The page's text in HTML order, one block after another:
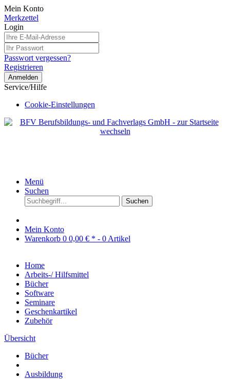
Mein Konto
Merkzettel
Login
Passwort vergessen?
Registrieren
Anmelden
Service/Hilfe
Cookie-Einstellungen
Menü
Suchen
Suchen
Mein Konto
Warenkorb 0 0,00 € * - 0 Artikel
Home
Arbeits-/ Hilfsmittel
Bücher
Software
Seminare
Geschenkartikel
Zubehör
Übersicht
Bücher
Ausbildung